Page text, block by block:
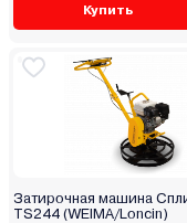
Купить
Затирочная машина
TS244 (WEIMA/Loncin)